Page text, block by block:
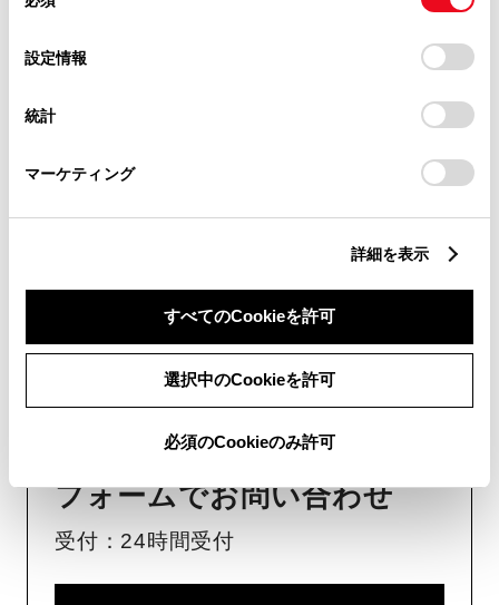
デバイスにすべてのCookie(クッキー)が保存されることに同
意したことになります。Cookie(クッキー)のオプトアウト、
設定の変更、同意を撤回したりするにあたっては、当社の
「Cookie（クッキー）情報の取り扱いについて
」をご覧くだ
設定情報
統計
マーケティング
詳細を表示
すべてのCookieを許可
選択中のCookieを許可
必須のCookieのみ許可
（長期連休などの当社指定日を除く）
画面右下の
時間が少なくご案内が可能です。
フォームでお問い合わせ
受付：24時間受付